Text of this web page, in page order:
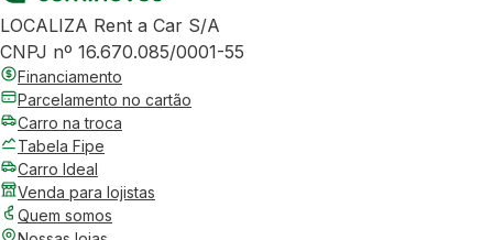
LOCALIZA Rent a Car S/A
CNPJ nº 16.670.085/0001-55
Financiamento
Parcelamento no cartão
Carro na troca
Tabela Fipe
Carro Ideal
Venda para lojistas
Quem somos